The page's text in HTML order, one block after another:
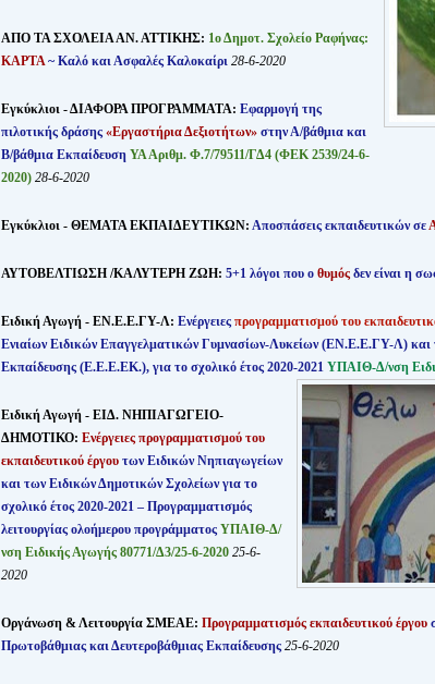
ΑΠΟ ΤΑ ΣΧΟΛΕΙΑ ΑΝ. ΑΤΤΙΚΗΣ: 1ο Δημοτ. Σχολείο Ραφήνας:
ΚΑΡΤΑ~ Καλό και Ασφαλές Καλοκαίρι 28-6-2020
Εγκύκλιοι - ΔΙΑΦΟΡΑ ΠΡΟΓΡΑΜΜΑΤΑ: Εφαρμογή της
πιλοτικής δράσης «Εργαστήρια Δεξιοτήτων»στην Α/βάθμια και
Β/βάθμια Εκπαίδευση ΥΑ Αριθμ. Φ.7/79511/ΓΔ4 (ΦΕΚ 2539/24-6-
2020) 28-6-2020
Εγκύκλιοι - ΘΕΜΑΤΑ ΕΚΠΑΙΔΕΥΤΙΚΩΝ: Αποσπάσεις εκπαιδευτικών σε
ΑΥΤΟΒΕΛΤΙΩΣΗ /ΚΑΛΥΤΕΡΗ ΖΩΗ: 5+1 λόγοι που ο θυμόςδεν είναι η
Ειδική Αγωγή - ΕΝ.Ε.Ε.ΓΥ-Λ: Ενέργειες προγραμματισμού του
Ενιαίων Ειδικών Επαγγελματικών Γυμνασίων-Λυκείων (ΕΝ.Ε.Ε.ΓΥ-Λ) και
Εκπαίδευσης (Ε.Ε.Ε.ΕΚ.), για το σχολικό έτος 2020-2021 ΥΠΑΙΘ-Δ/νση
Ειδική Αγωγή - ΕΙΔ. ΝΗΠΙΑΓΩΓΕΙΟ-
ΔΗΜΟΤΙΚΟ: Ενέργειες προγραμματισμού του
εκπαιδευτικού έργουτων Ειδικών Νηπιαγωγείων
και των Ειδικών Δημοτικών Σχολείων για το
σχολικό έτος 2020-2021 – Προγραμματισμός
λειτουργίας ολοήμερου προγράμματος ΥΠΑΙΘ-Δ/
νση Ειδικής Αγωγής 80771/Δ3/25-6-2020 25-6-
2020
Οργάνωση & Λειτουργία ΣΜΕΑΕ: Προγραμματισμός εκπαιδευτικού έργου
Πρωτοβάθμιας καιΔευτεροβάθμιας Εκπαίδευσης 25-6-2020